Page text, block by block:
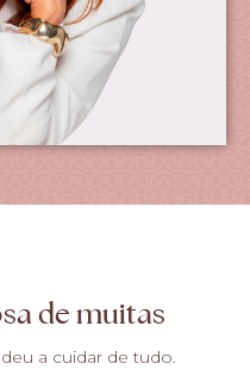
de muitas
a cuidar de tudo.